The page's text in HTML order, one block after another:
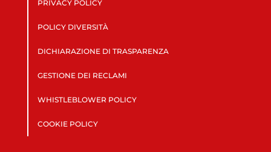
PRIVACY POLICY
POLICY DIVERSITÀ
DICHIARAZIONE DI TRASPARENZA
GESTIONE DEI RECLAMI
WHISTLEBLOWER POLICY
COOKIE POLICY